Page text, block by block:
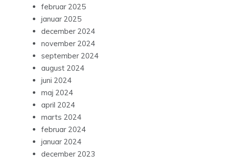
februar 2025
januar 2025
december 2024
november 2024
september 2024
august 2024
juni 2024
maj 2024
april 2024
marts 2024
februar 2024
januar 2024
december 2023